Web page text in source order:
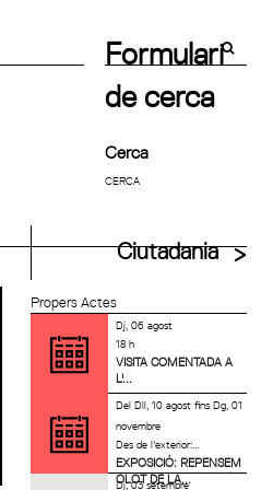
Formulari
de cerca
Cerca
Ciutadania
Propers Actes
Dj, 06 agost
18 h
VISITA COMENTADA A
L'...
DelDll, 10 agostfinsDg, 01
novembre
Des de l'exterior:...
EXPOSICIÓ: REPENSEM
OLOT DE LA...
Dj, 03 setembre